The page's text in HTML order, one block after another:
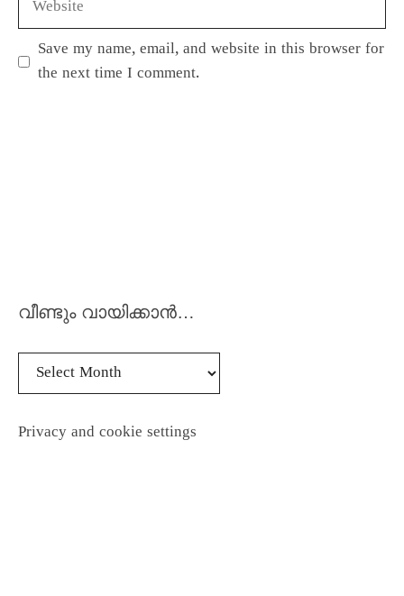
Save my name, email, and website in this browser for
the next time I comment.
വീണ്ടും വായിക്കാൻ…
Privacy and cookie settings